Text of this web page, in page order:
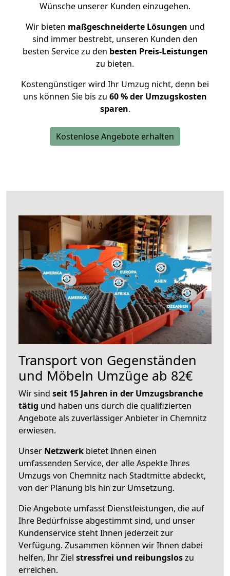
Wünsche unserer Kunden einzugehen.
Wir bieten maßgeschneiderte Lösungen und
sind immer bestrebt, unseren Kunden den
besten Service zu den besten Preis-Leistungen
zu bieten.
Kostengünstiger wird Ihr Umzug nicht, denn bei
uns können Sie bis zu 60 % der Umzugskosten
sparen.
Kostenlose Angebote erhalten
Transport von Gegenständen
und Möbeln Umzüge ab 82€
Wir sind seit 15 Jahren in der Umzugsbranche
tätig und haben uns durch die qualifizierten
Angebote als zuverlässiger Anbieter in Chemnitz
erwiesen.
Unser Netzwerk bietet Ihnen einen
umfassenden Service, der alle Aspekte Ihres
Umzugs von Chemnitz nach Stadtmitte abdeckt,
von der Planung bis hin zur Umsetzung.
Die Angebote umfasst Dienstleistungen, die auf
Ihre Bedürfnisse abgestimmt sind, und unser
Kundenservice steht Ihnen jederzeit zur
Verfügung. Zusammen können wir Ihnen dabei
helfen, Ihr Ziel stressfrei und reibungsloszu
erreichen.